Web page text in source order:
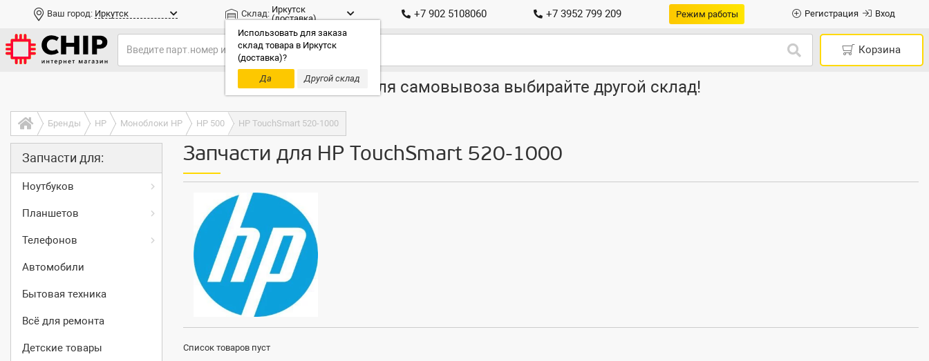
Ваш город: Иркутск Склад: Иркутск
(доставка)
Использовать для заказа
склад товара в Иркутск
(доставка)?
Да
Другой склад
+7 902 5108060 +7 3952 799 209 Режим работы Регистрация Вход
Корзина
Только доставка, для самовывоза выбирайте другой склад!
Бренды HP Моноблоки HP HP 500 HP TouchSmart 520-1000
Запчасти для:
Ноутбуков
Планшетов
Телефонов
Автомобили
Бытовая техника
Всё для ремонта
Детские товары
Запчасти для HP TouchSmart 520-1000
Список товаров пуст